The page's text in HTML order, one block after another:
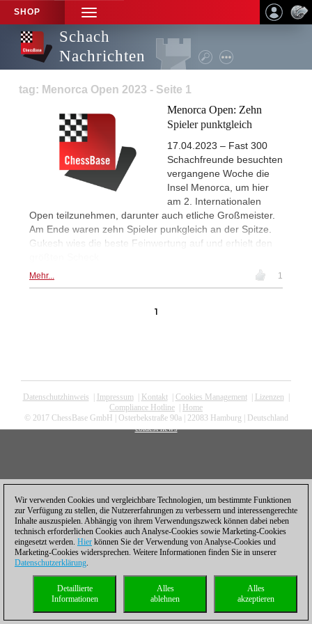
SHOP
TOGGLE
NAVIGATION
Schach
Nachrichten
tag: Menorca Open 2023 - Seite 1
Menorca Open: Zehn
Spieler punktgleich
17.04.2023 – Fast 300
Schachfreunde besuchten
vergangene Woche die
Insel Menorca, um hier
am 2. Internationalen
Open teilzunehmen, darunter auch etliche Großmeister.
Am Ende waren zehn Spieler punkgleich an der Spitze.
Gukesh wies die beste Feinwertung auf und erhielt den
Mehr... 1
1
Datenschutzhinweis Impressum| Kontakt| Cookies Management| Lizenzen
Compliance Hotline
Home
© 2017 ChessBase GmbH | Osterbekstraße 90a | 22083 Hamburg | Deutschland
coldest news
Wir verwenden Cookies und vergleichbare Technologien, um bestimmte Funktionen
zur Verfügung zu stellen, die Nutzererfahrungen zu verbessern und interessengerechte
Inhalte auszuspielen. Abhängig von ihrem Verwendungszweck können dabei neben
technisch erforderlichen Cookies auch Analyse-Cookies sowie Marketing-Cookies
eingesetzt werden. Hier können Sie der Verwendung von Analyse-Cookies und
Marketing-Cookies widersprechen. Weitere Informationen finden Sie in unserer
Datenschutzerklärung.
Alles
akzeptieren
Alles
ablehnen
Detaillierte
Informationen